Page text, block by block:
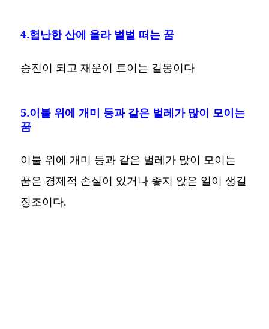
4.험난한 산에 올라 벌벌 떠는 꿈
승진이 되고 재운이 트이는 길몽이다
5.이불 위에 개미 등과 같은 벌레가 많이 모이는
꿈
이불 위에 개미 등과 같은 벌레가 많이 모이는
꿈은 경제적 손실이 있거나 좋지 않은 일이 생길
징조이다.